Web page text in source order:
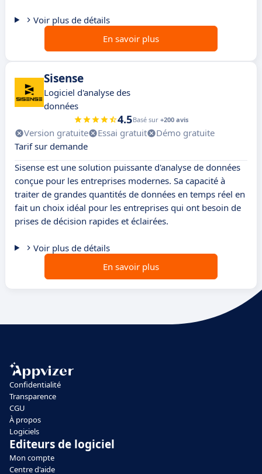
Voir plus de détails
En savoir plus
Sisense
Logiciel d'analyse des
données
4.5Basé sur +200 avis
Version gratuite Essai gratuit
Démo gratuite
Tarif sur demande
Sisense est une solution puissante d'analyse de données
conçue pour les entreprises modernes. Sa capacité à
traiter de grandes quantités de données en temps réel en
fait un choix idéal pour les entreprises qui ont besoin de
prises de décision rapides et éclairées.
Voir plus de détails
En savoir plus
Confidentialité
Transparence
CGU
À propos
Logiciels
Editeurs de logiciel
Mon compte
Centre d'aide